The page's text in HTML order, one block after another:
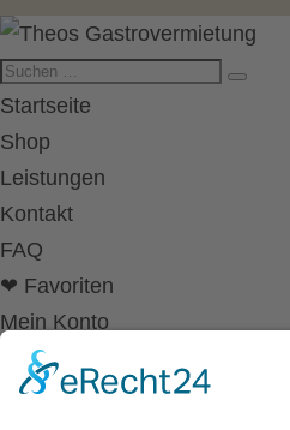
Startseite
Shop
Leistungen
Kontakt
FAQ
❤ Favoriten
Mein Konto